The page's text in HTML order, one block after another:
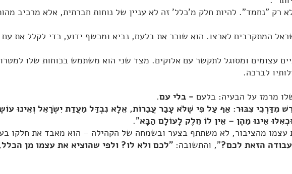
רק "נחמד". להיות חלק מ'כלל' זה לא עניין של נוחות חברתית, אלא מרכיב
המתקרבים לארצו. הוא שוכר את בלעם, נביא ומכשף ידוע, כדי לקלל את עם
עצומים ומסוגל לתקשר עם אלוקים. מצד שני הוא משתמש בכוחות שלו
לברכה.
מרמז על הבעיה: בלעם = בלי עם.
מִדַּרְכֵי צִבּוּר: אַף עַל פִּי שֶׁלֹּא עָבַר עֲבֵרוֹת, אֵלָא נִבְדַּל מֵעֲדַת יִשְׂרָאֵל וְאֵינוּ
אֵינוּ מֵהֶן – אֵין לוֹ חֵלֶק לָעוֹלָם הַבָּא".
עצמו מהציבור, לא משתתף בצער ובשמחה של הקהילה – הוא מאבד את חלקו
הזאת לכם?", והתשובה: "לכם ולא לו? ולפי שהוציא את עצמו מן